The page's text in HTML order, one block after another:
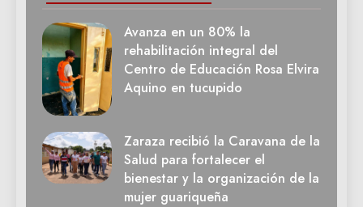
Avanza en un 80% la
rehabilitación integral del
Centro de Educación Rosa Elvira
Aquino en tucupido
Zaraza recibió la Caravana de la
Salud para fortalecer el
bienestar y la organización de la
mujer guariqueña